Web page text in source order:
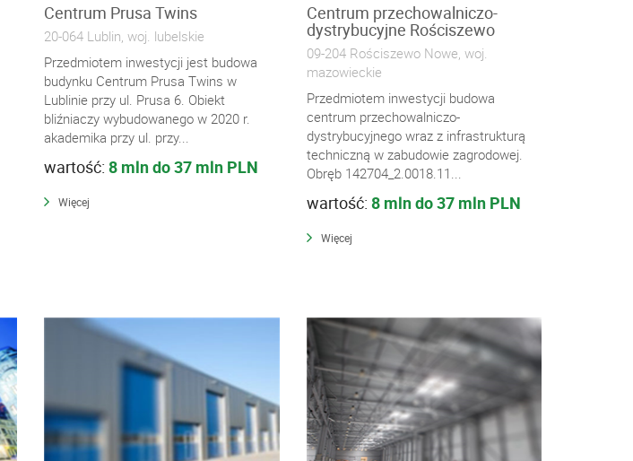
Centrum Prusa Twins
20-064 Lublin, woj. lubelskie
Przedmiotem inwestycji jest budowa
budynku Centrum Prusa Twins w
Lublinie przy ul. Prusa 6. Obiekt
bliźniaczy wybudowanego w 2020 r.
akademika przy ul. przy...
wartość: 8 mln do 37 mln PLN
Więcej
Centrum przechowalniczo-
dystrybucyjne Rościszewo
09-204 Rościszewo Nowe, woj.
mazowieckie
Przedmiotem inwestycji budowa
centrum przechowalniczo-
dystrybucyjnego wraz z infrastrukturą
techniczną w zabudowie zagrodowej.
Obręb 142704_2.0018.11...
wartość: 8 mln do 37 mln PLN
Więcej